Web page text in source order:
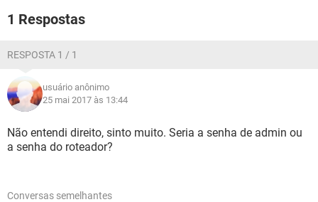
1 Respostas
RESPOSTA 1 / 1
usuário anônimo
25 mai 2017 às 13:44
Não entendi direito, sinto muito. Seria a senha de admin ou
a senha do roteador?
Conversas semelhantes